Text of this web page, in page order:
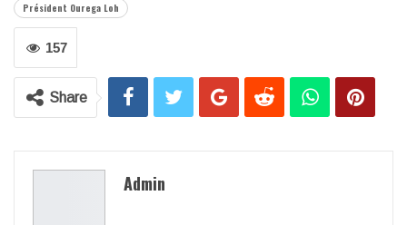
Président Ourega Loh
157
Share
Admin